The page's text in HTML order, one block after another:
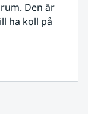
Den är
ha koll på